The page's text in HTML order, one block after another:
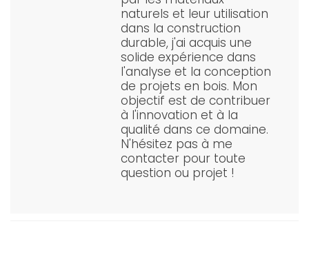
naturels et leur utilisation
dans la construction
durable, j'ai acquis une
solide expérience dans
l'analyse et la conception
de projets en bois. Mon
objectif est de contribuer
à l'innovation et à la
qualité dans ce domaine.
N'hésitez pas à me
contacter pour toute
question ou projet !